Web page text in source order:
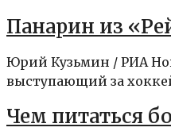
Панарин из
Юрий Кузьмин / РИА
выступающий за
Чем питаться